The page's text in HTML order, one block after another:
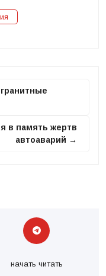
в память жертв
автоаварий →
начать читать